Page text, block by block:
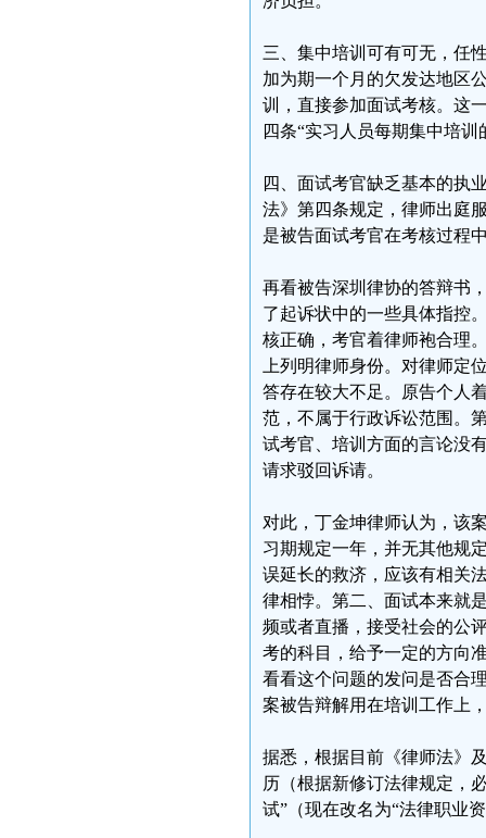
三、集中培训可有可无，任
加为期一个月的欠发达地区
训，直接参加面试考核。这
四条“实习人员每期集中培
四、面试考官缺乏基本的执
法》第四条规定，律师出庭
是被告面试考官在考核过程
再看被告深圳律协的答辩书
了起诉状中的一些具体指控
核正确，考官着律师袍合理
上列明律师身份。对律师定
答存在较大不足。原告个人
范，不属于行政诉讼范围。
试考官、培训方面的言论没
请求驳回诉请。
对此，丁金坤律师认为，该
习期规定一年，并无其他规
误延长的救济，应该有相关
律相悖。第二、面试本来就
频或者直播，接受社会的公
考的科目，给予一定的方向
看看这个问题的发问是否合
案被告辩解用在培训工作上
据悉，根据目前《律师法》
历（根据新修订法律规定，
试”（现在改名为“法律职业